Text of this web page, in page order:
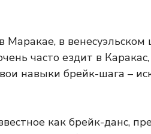
в
часто ездит в
навыки брейк-шага –
как брейк-данс,